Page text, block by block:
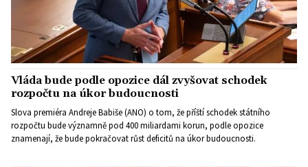
Vláda bude podle opozice dál zvyšovat schodek
rozpočtu na úkor budoucnosti
Slova premiéra Andreje Babiše (ANO) o tom, že příští schodek státního
rozpočtu bude významně pod 400 miliardami korun, podle opozice
znamenají, že bude pokračovat růst deficitů na úkor budoucnosti.